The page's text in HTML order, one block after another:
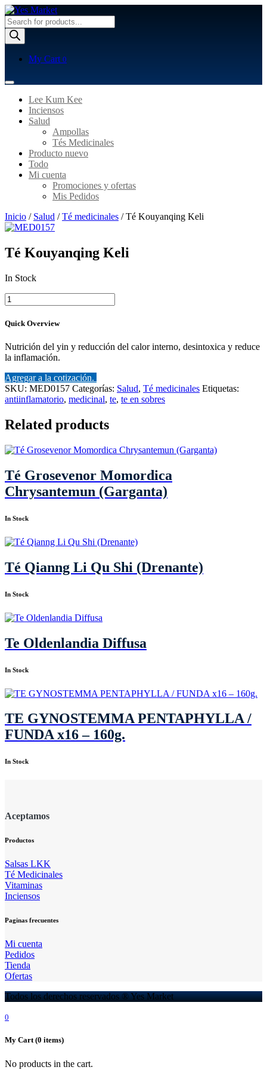
Búsqueda
de
productos
My Cart 0
Lee Kum Kee
Inciensos
Salud
Ampollas
Tés Medicinales
Producto nuevo
Todo
Mi cuenta
Promociones y ofertas
Mis Pedidos
Inicio / Salud /Té medicinales / Té Kouyanqing Keli
Té Kouyanqing Keli
In Stock
Té
Kouyanqing
Keli
cantidad
Quick Overview
Nutrición del yin y reducción del calor interno, desintoxica y reduce
la inflamación.
Agregar a la cotización.
SKU: MED0157 Categorías: Salud, Té medicinales Etiquetas:
antiinflamatorio, medicinal, te, te en sobres
Related products
Té Grosevenor Momordica
Chrysantemun (Garganta)
In Stock
Té Qianng Li Qu Shi (Drenante)
In Stock
Te Oldenlandia Diffusa
In Stock
TE GYNOSTEMMA PENTAPHYLLA /
FUNDA x16 – 160g.
In Stock
Aceptamos
Productos
Salsas LKK
Té Medicinales
Vitaminas
Inciensos
Paginas frecuentes
Mi cuenta
Pedidos
Tienda
Ofertas
Todos los derechos reservados ® Yes Market
0
My Cart(0 items)
No products in the cart.